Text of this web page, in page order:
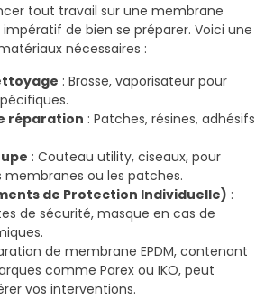
tout travail sur une membrane
de bien se préparer. Voici une
nécessaires :
: Brosse, vaporisateur pour
réparation : Patches, résines, adhésifs
: Couteau utility, ciseaux, pour
membranes ou les patches.
de Protection Individuelle) :
de sécurité, masque en cas de
de membrane EPDM, contenant
comme Parex ou IKO, peut
vos interventions.